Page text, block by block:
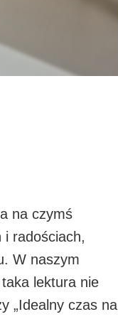
na czymś
i radościach,
W naszym
lektura nie
„Idealny czas na